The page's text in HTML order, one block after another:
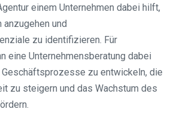
einem Unternehmen dabei hilft,
anzugehen und
zu identifizieren. Für
eine Unternehmensberatung dabei
zu entwickeln, die
zu steigern und das Wachstum des